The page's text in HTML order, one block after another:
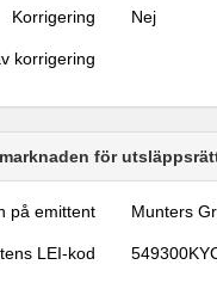
Korrigering Nej
korrigering
för
på emittent Munters
LEI-kod